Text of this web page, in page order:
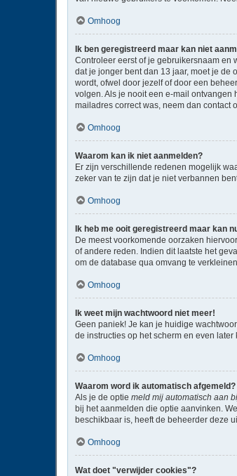
Omhoog
Ik ben geregistreerd maar kan niet
Controleer eerst of je gebruikersnaam en
dat je jonger bent dan 13 jaar, moet je de
wordt, ofwel door jezelf of door een
volgen. Als je nooit een e-mail ontvangen
mailadres correct was, neem dan contact
Omhoog
Waarom kan ik niet aanmelden?
Er zijn verschillende redenen mogelijk
zeker van te zijn dat je niet verbannen
Omhoog
Ik heb me ooit geregistreerd maar kan
De meest voorkomende oorzaken
of andere reden. Indien dit laatste het
om de database qua omvang te
Omhoog
Ik weet mijn wachtwoord niet meer!
Geen paniek! Je kan je huidige
de instructies op het scherm en even
Omhoog
Waarom word ik automatisch afgemeld?
Als je de optie meld mij automatisch aan
bij het aanmelden die optie aanvinken.
beschikbaar is, heeft de beheerder deze
Omhoog
Wat doet "verwijder cookies"?